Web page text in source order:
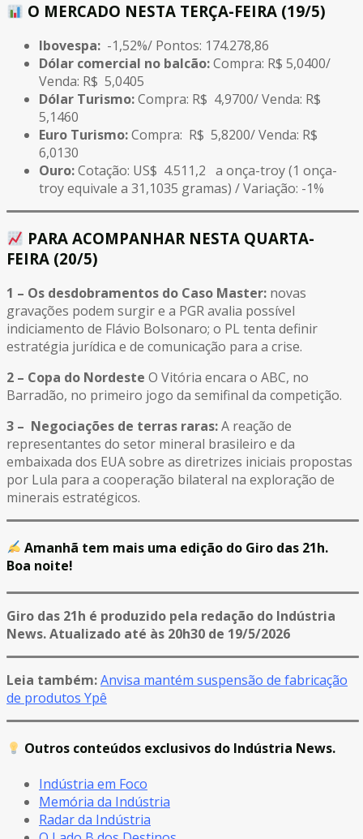
O MERCADO NESTA TERÇA-FEIRA (19/5)
Ibovespa: -1,52%/ Pontos: 174.278,86
Dólar comercial no balcão:Compra: R$ 5,0400/
Venda: R$ 5,0405
Dólar Turismo:Compra: R$ 4,9700/ Venda: R$
5,1460
Euro Turismo:Compra: R$ 5,8200/ Venda: R$
6,0130
Ouro:Cotação: US$ 4.511,2 a onça-troy (1 onça-
troy equivale a 31,1035 gramas) / Variação: -1%
PARA ACOMPANHAR NESTA QUARTA-
FEIRA (20/5)
1 – Os desdobramentos do Caso Master: novas
gravações podem surgir e a PGR avalia possível
indiciamento de Flávio Bolsonaro; o PL tenta definir
estratégia jurídica e de comunicação para a crise.
2 – Copa do Nordeste O Vitória encara o ABC, no
Barradão, no primeiro jogo da semifinal da competição.
3 – Negociações de terras raras:A reação de
representantes do setor mineral brasileiro e da
embaixada dos EUA sobre as diretrizes iniciais propostas
por Lula para a cooperação bilateral na exploração de
minerais estratégicos.
Amanhã tem mais uma edição do Giro das 21h.
Boa noite!
Giro das 21h é produzido pela redação do Indústria
News. Atualizado até às 20h30 de 19/5/2026
Leia também:Anvisa mantém suspensão de fabricação
de produtos Ypê
Outros conteúdos exclusivos do Indústria News.
Indústria em Foco
Memória da Indústria
Radar da Indústria